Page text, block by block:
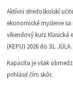
Aktívni stredoškolskí
ekonomické myslenie
víkendový kurz Klasická
(KEPU) 2026 do 31. JÚLA.
Kapacita je však
prihlásiť čím skôr.